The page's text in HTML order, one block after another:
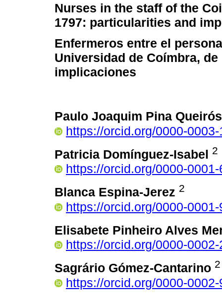
Nurses in the staff of the
1797: particularities and
Enfermeros entre el
Universidad de Coímbra,
implicaciones
Paulo Joaquim Pina Queirós
https://orcid.org/0000-
Patricia Domínguez-Isabel 2
https://orcid.org/0000-
Blanca Espina-Jerez 2
https://orcid.org/0000-
Elisabete Pinheiro Alves
https://orcid.org/0000-
Sagrário Gómez-Cantarino 2
https://orcid.org/0000-